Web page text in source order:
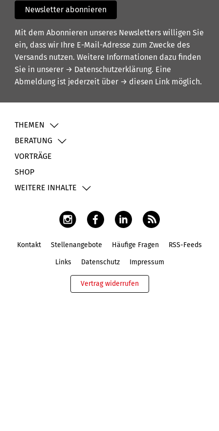
Newsletter abonnieren
Mit dem Abonnieren unseres Newsletters willigen Sie
ein, dass wir Ihre E-Mail-Adresse zum Zwecke des
Versands nutzen. Weitere Informationen dazu finden
Sie in unserer → Datenschutzerklärung. Eine
Abmeldung ist jederzeit über → diesen Link möglich.
THEMEN
BERATUNG
VORTRÄGE
SHOP
WEITERE INHALTE
Kontakt Stellenangebote Häufige Fragen RSS-Feeds
Links Datenschutz Impressum
Vertrag widerrufen